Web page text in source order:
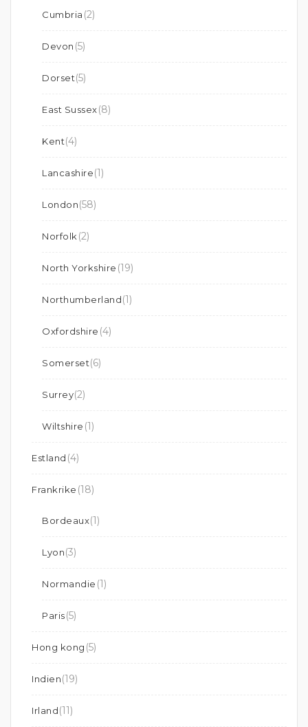
Cumbria (2)
Devon (5)
Dorset(5)
East Sussex(8)
Kent(4)
Lancashire(1)
London(58)
Norfolk (2)
North Yorkshire (19)
Northumberland(1)
Oxfordshire (4)
Somerset(6)
Surrey(2)
Wiltshire (1)
Estland (4)
Frankrike (18)
Bordeaux(1)
Lyon(3)
Normandie (1)
Paris(5)
Hong kong (5)
Indien(19)
Irland(11)